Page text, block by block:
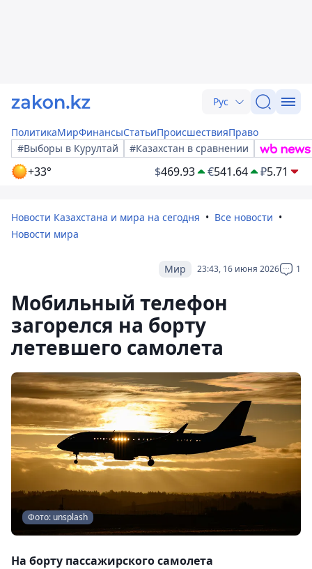
Рус
ПолитикаМирФинансыСтатьиПроисшествияПраво
#Выборы в Курултай
#Казахстан в сравнении
+33° $469.93 €541.64 ₽5.71
Новости Казахстана и мира на сегодня
Все новости
Новости мира
23:43, 16 июня 2026 1
Мир
Мобильный телефон
загорелся на борту
летевшего самолета
Фото: unsplash
На борту пассажирского самолета